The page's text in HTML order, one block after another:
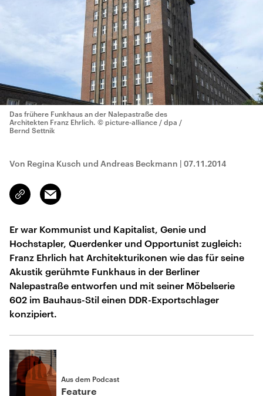
Das frühere Funkhaus an der Nalepastraße des
Architekten Franz Ehrlich. © picture-alliance / dpa /
Bernd Settnik
Von Regina Kusch und Andreas Beckmann | 07.11.2014
Link
kopieren/teilen
Email
Er war Kommunist und Kapitalist, Genie und
Hochstapler, Querdenker und Opportunist zugleich:
Franz Ehrlich hat Architekturikonen wie das für seine
Akustik gerühmte Funkhaus in der Berliner
Nalepastraße entworfen und mit seiner Möbelserie
602 im Bauhaus-Stil einen DDR-Exportschlager
konzipiert.
Aus dem Podcast
Feature